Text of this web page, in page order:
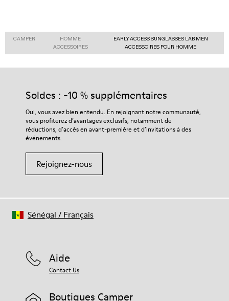
CAMPER
HOMME
ACCESSOIRES
EARLY ACCESS SUNGLASSES LAB MEN
ACCESSOIRES POUR HOMME
Soldes : -10 % supplémentaires
Oui, vous avez bien entendu. En rejoignant notre communauté,
vous profiterez d’avantages exclusifs, notamment de
réductions, d’accès en avant-première et d’invitations à des
événements.
Rejoignez-nous
Aide
Contact Us
Boutiques Camper
Sénégal / Français